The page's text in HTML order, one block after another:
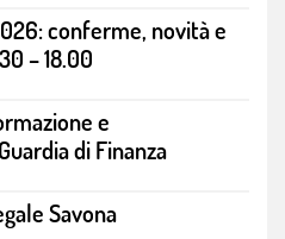
conferme, novità e
– 18.00
e
di Finanza
Savona